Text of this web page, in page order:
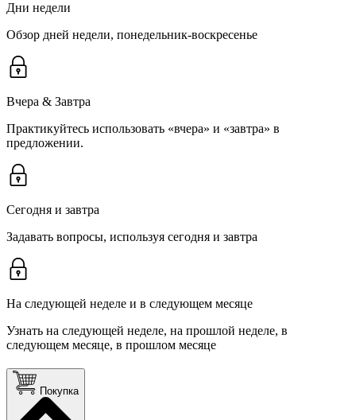
Дни недели
Обзор дней недели, понедельник-воскресенье
Вчера & Завтра
Практикуйтесь использовать «вчера» и «завтра» в
предложении.
Сегодня и завтра
Задавать вопросы, используя сегодня и завтра
На следующей неделе и в следующем месяце
Узнать на следующей неделе, на прошлой неделе, в
следующем месяце, в прошлом месяце
Покупка